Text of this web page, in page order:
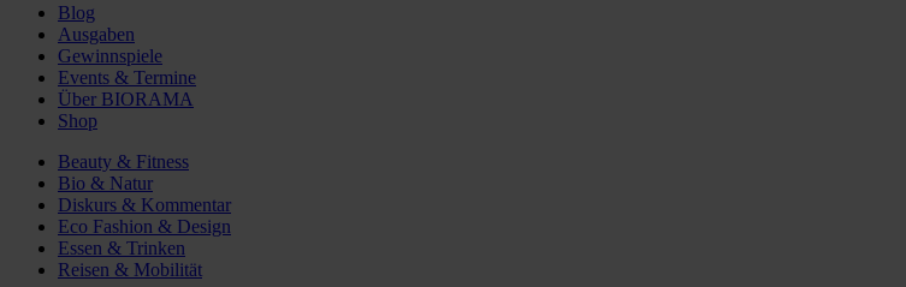
Blog
Ausgaben
Gewinnspiele
Events & Termine
Über BIORAMA
Shop
Beauty & Fitness
Bio & Natur
Diskurs & Kommentar
Eco Fashion & Design
Essen & Trinken
Reisen & Mobilität